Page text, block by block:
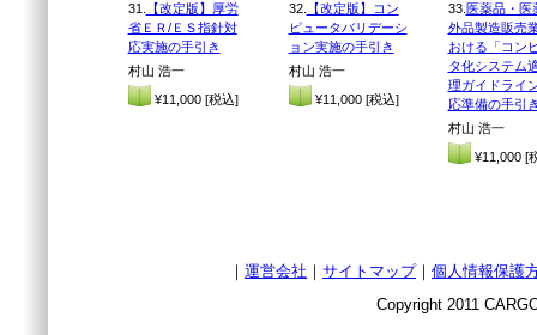
31.
【改定版】厚労
省ＥＲ/ＥＳ指針対
応実施の手引き
村山 浩一
¥11,000 [税込]
32.
【改定版】コン
ピュータバリデーシ
ョン実施の手引き
村山 浩一
¥11,000 [税込]
33. 医薬品・医
外品製造販売
おける「コン
タ化システム
理ガイドライ
応準備の手引
村山 浩一
¥11,000 [
｜ 運営会社 ｜ サイトマップ｜ 個人情報保護
Copyright 2011